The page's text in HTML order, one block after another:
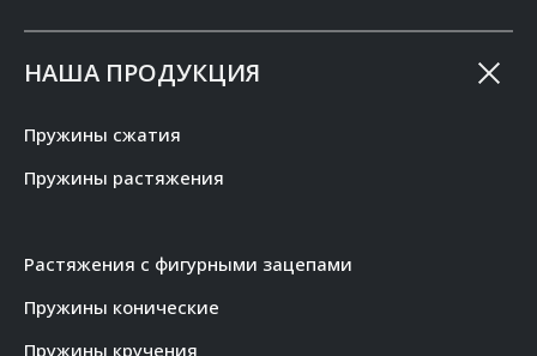
НАША ПРОДУКЦИЯ
Пружины сжатия
Пружины растяжения
Растяжения с фигурными зацепами
Пружины конические
Пружины кручения